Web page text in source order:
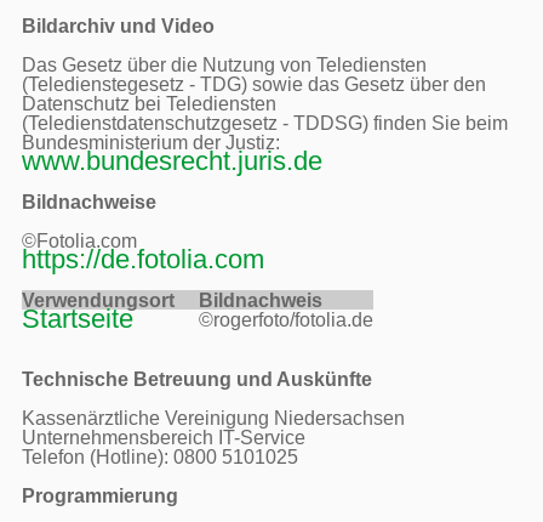
Bildarchiv und Video
Das Gesetz über die Nutzung von Telediensten
(Teledienstegesetz - TDG) sowie das Gesetz über den
Datenschutz bei Telediensten
(Teledienstdatenschutzgesetz - TDDSG) finden Sie beim
www.bundesrecht.juris.de
Bildnachweise
https://de.fotolia.com
Verwendungsort Bildnachweis
Startseite ©rogerfoto/fotolia.de
Technische Betreuung und Auskünfte
Kassenärztliche Vereinigung Niedersachsen
Unternehmensbereich IT-Service
Telefon (Hotline): 0800 5101025
Programmierung